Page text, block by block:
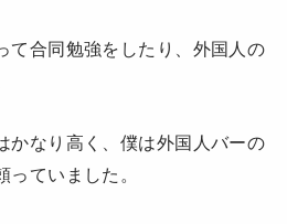
て合同勉強をしたり、外国人の
かなり高く、僕は外国人バーの
ていました。